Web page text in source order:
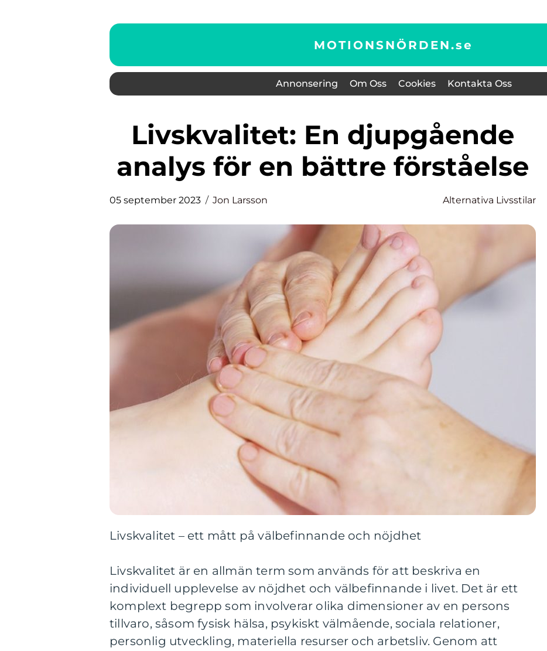
MOTIONSNÖRDEN.se
Annonsering Om Oss Cookies Kontakta Oss
Livskvalitet: En djupgående
analys för en bättre förståelse
05 september 2023 Jon Larsson Alternativa Livsstilar
Livskvalitet – ett mått på välbefinnande och nöjdhet
Livskvalitet är en allmän term som används för att beskriva en
individuell upplevelse av nöjdhet och välbefinnande i livet. Det är ett
komplext begrepp som involverar olika dimensioner av en persons
tillvaro, såsom fysisk hälsa, psykiskt välmående, sociala relationer,
personlig utveckling, materiella resurser och arbetsliv. Genom att